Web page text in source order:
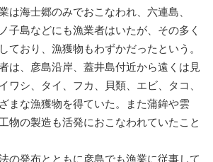
は海士郷のみでおこなわれ、六連島、
子島などにも漁業者はいたが、その多く
ており、漁獲物もわずかだったという。
は、彦島沿岸、蓋井島付近から遠くは見
ワシ、タイ、フカ、貝類、エビ、タコ、
まな漁獲物を得ていた。また蒲鉾や雲
物の製造も活発におこなわれていたこと
の発布とともに彦島でも漁業に従事して